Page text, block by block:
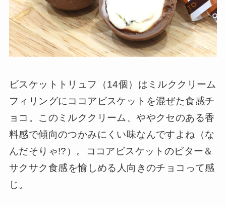
ビスケットトリュフ（14個）はミルククリーム
フィリングにココアビスケットを混ぜた食感チ
ョコ。このミルククリーム、ややクセのある香
料感で傾向のつかみにくい味なんですよね（な
んだそりゃ!?）。ココアビスケットのビター＆
サクサク食感を愉しめる人向きのチョコって感
じ。